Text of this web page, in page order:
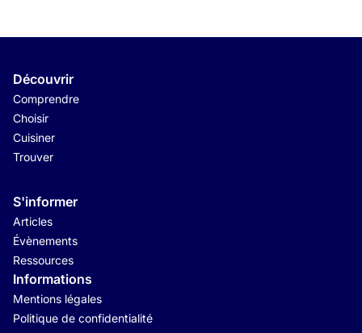
Découvrir
Comprendre
Choisir
Cuisiner
Trouver
S'informer
Articles
Évènements
Ressources
Informations
Mentions légales
Politique de confidentialité